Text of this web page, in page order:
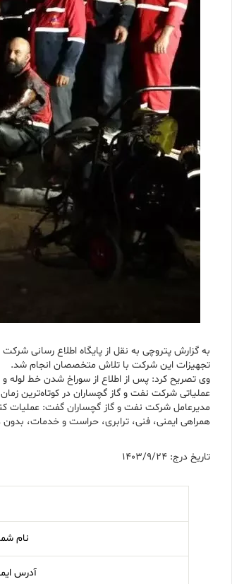
تجهیزات این شرکت با تلاش متخصصان انجام شد.
وی تصریح کرد: پس از اطلاع از سوراخ شدن خط لوله
عملیاتی شرکت نفت و گاز گچساران در کوتاه‌ترین
مدیرعامل شرکت نفت و گاز گچساران گفت: عملیات
همراهی ایمنی، فنی، ترابری، حراست و خدمات،
تاریخ درج: 1403/9/24
نام
آدرس